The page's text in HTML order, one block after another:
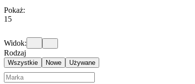
Pokaż:
15
Widok:
Rodzaj
Wszystkie Nowe Używane